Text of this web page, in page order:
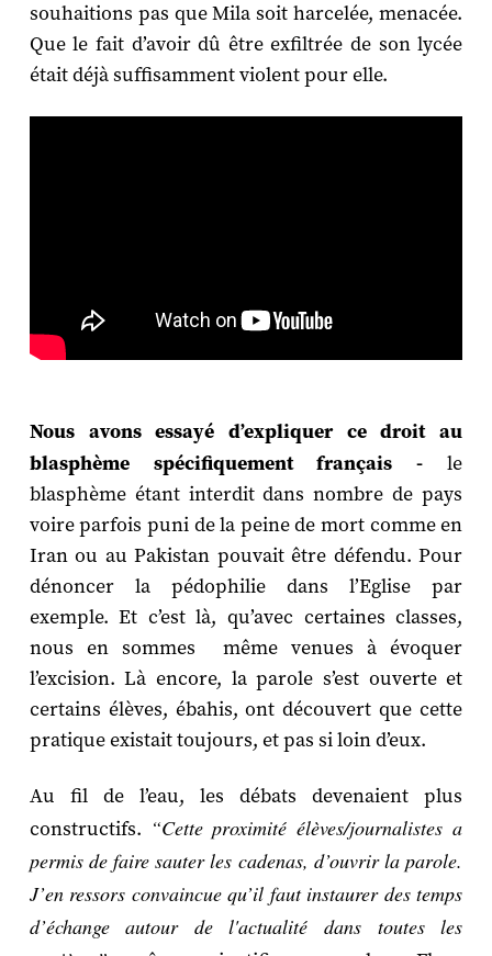
souhaitions pas que Mila soit harcelée, menacée.
Que le fait d’avoir dû être exfiltrée de son lycée
était déjà suffisamment violent pour elle.
Nous avons essayé d’expliquer ce droit au
blasphème spécifiquement français - le
blasphème étant interdit dans nombre de pays
voire parfois puni de la peine de mort comme en
Iran ou au Pakistan pouvait être défendu. Pour
dénoncer la pédophilie dans l’Eglise par
exemple. Et c’est là, qu’avec certaines classes,
nous en sommes même venues à évoquer
l’excision. Là encore, la parole s’est ouverte et
certains élèves, ébahis, ont découvert que cette
pratique existait toujours, et pas si loin d’eux.
Au fil de l’eau, les débats devenaient plus
constructifs. “Cette proximité élèves/journalistes a
permis de faire sauter les cadenas, d’ouvrir la parole.
J’en ressors convaincue qu’il faut instaurer des temps
d’échange autour de l'actualité dans toutes les